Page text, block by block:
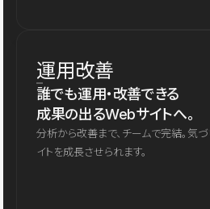
運用改善
誰でも運用・改善できる
成果の出るWebサイトへ。
分析から改善まで、チームで完結。気
イトを成長させられます。